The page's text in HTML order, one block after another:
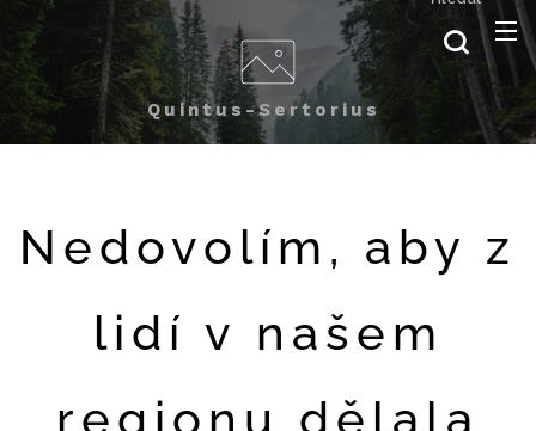
Quintus-Sertorius
Nedovolím, aby z
lidí v našem
regionu dělala